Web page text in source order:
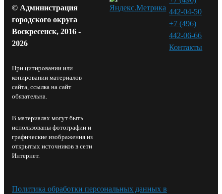
© Администрация
городского округа
Воскресенск, 2016 -
2026
При цитировании или
копировании материалов
сайта, ссылка на сайт
обязательна.
В материалах могут быть
использованы фотографии и
графические изображения из
открытых источников в сети
Интернет.
442-04-50
+7 (496)
442-06-66
Контакты⁠
Политика обработки персональных данных в